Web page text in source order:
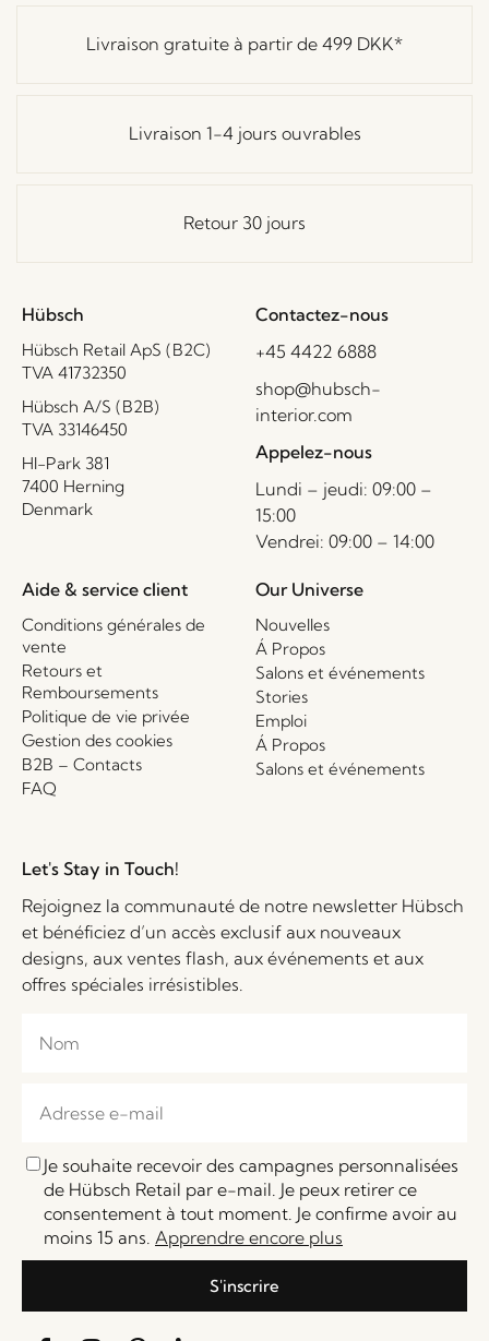
Livraison gratuite à partir de 499 DKK*
Livraison 1-4 jours ouvrables
Retour 30 jours
Hübsch
Hübsch Retail ApS (B2C)
TVA 41732350
Hübsch A/S (B2B)
TVA 33146450
HI-Park 381
7400 Herning
Denmark
Contactez-nous
+45 4422 6888
shop@hubsch-
interior.com
Appelez-nous
Lundi – jeudi: 09:00 –
15:00
Vendrei: 09:00 – 14:00
Aide & service client
Conditions générales de
vente
Retours et
Remboursements
Politique de vie privée
Gestion des cookies
B2B – Contacts
FAQ
Our Universe
Nouvelles
Á Propos
Salons et événements
Stories
Emploi
Á Propos
Salons et événements
Let's Stay in Touch!
Rejoignez la communauté de notre newsletter Hübsch
et bénéficiez d’un accès exclusif aux nouveaux
designs, aux ventes flash, aux événements et aux
offres spéciales irrésistibles.
Je souhaite recevoir des campagnes personnalisées
de Hübsch Retail par e-mail. Je peux retirer ce
consentement à tout moment. Je confirme avoir au
moins 15 ans. Apprendre encore plus
S'inscrire